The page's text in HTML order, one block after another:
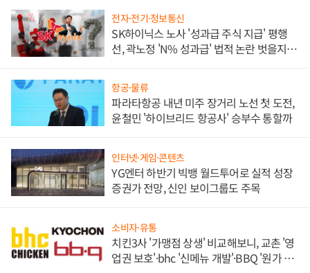
전자·전기·정보통신
SK하이닉스 노사 '성과급 주식 지급' 평행
선, 곽노정 'N% 성과급' 법적 논란 벗을지 주
항공·물류
파라타항공 내년 미주 장거리 노선 첫 도전,
윤철민 '하이브리드 항공사' 승부수 통할까
인터넷·게임·콘텐츠
YG엔터 하반기 빅뱅 월드투어로 실적 성장
증권가 전망, 신인 보이그룹도 주목
소비자·유통
치킨3사 '가맹점 상생' 비교해보니, 교촌 '영
업권 보호'·bhc '신메뉴 개발'·BBQ '원가 부